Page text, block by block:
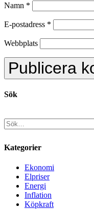
Namn *
E-postadress *
Webbplats
Sök
Kategorier
Ekonomi
Elpriser
Energi
Inflation
Köpkraft